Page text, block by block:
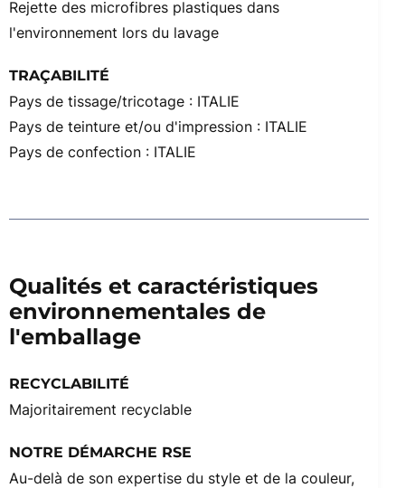
Rejette des microfibres plastiques dans
l'environnement lors du lavage
TRAÇABILITÉ
Pays de tissage/tricotage : ITALIE
Pays de teinture et/ou d'impression : ITALIE
Pays de confection : ITALIE
Qualités et caractéristiques
environnementales de
l'emballage
RECYCLABILITÉ
Majoritairement recyclable
NOTRE DÉMARCHE RSE
Au-delà de son expertise du style et de la couleur,